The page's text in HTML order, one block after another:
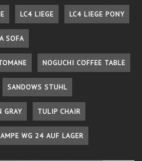
LC4 LIEGE LC4 LIEGE PONY
SOFA
NOGUCHI COFFEE TABLE
SANDOWS STUHL
GRAY TULIP CHAIR
WG 24 AUF LAGER